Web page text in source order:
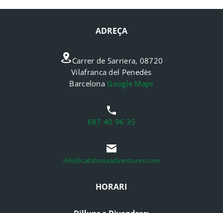
ADREÇA
Carrer de Sarriera, 08720
Vilafranca del Penedès
Barcelona Google Maps
687 40 96 35
info@cataloniaadventures.com
HORARI